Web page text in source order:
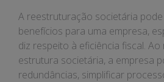
A reestruturação societária
benefícios para uma empresa,
diz respeito à eficiência fiscal.
estrutura societária, a empresa
redundâncias, simplificar